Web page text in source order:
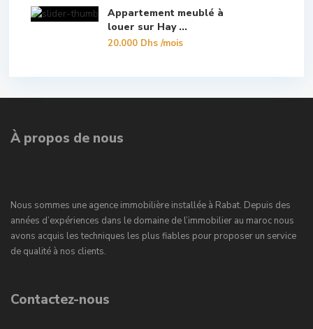
Appartement meublé à
louer sur Hay ...
20.000 Dhs/mois
À propos de nous
Nous sommes une agence immobilière installée à Rabat. Depuis des
années d’expériences dans le domaine de l’immobilier au maroc nous
avons acquis les techniques les plus fiables pour proposer un service
de qualité à nos clients.
Contactez-nous